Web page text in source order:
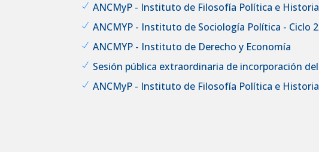
ANCMyP - Instituto de Filosofía Política e
ANCMYP - Instituto de Sociología Política - Ciclo
ANCMYP - Instituto de Derecho y Economía
Sesión pública extraordinaria de incorporación
ANCMyP - Instituto de Filosofía Política e